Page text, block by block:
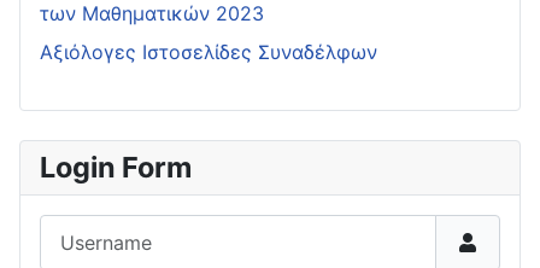
των Μαθηματικών 2023
Αξιόλογες Ιστοσελίδες Συναδέλφων
Login Form